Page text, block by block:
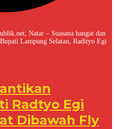
Natar – Suasana hangat dan
Lampung Selatan, Radityo Egi
Radtyo Egi
Dibawah Fly